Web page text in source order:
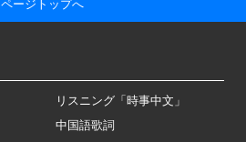
ページトップへ
リスニング「時事中文」
中国語歌詞